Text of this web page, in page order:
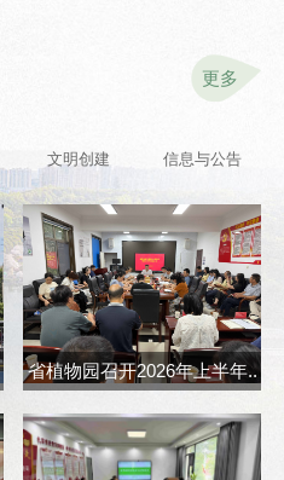
更多
文明创建 信息与公告
省植物园召开2026年上半年..